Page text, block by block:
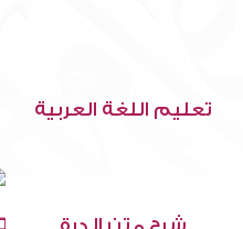
تعليم اللغة العربية